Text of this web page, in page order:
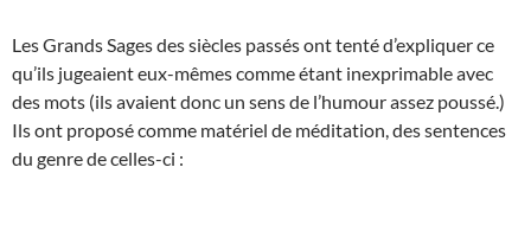
Les Grands Sages des siècles passés ont tenté d’expliquer ce
qu’ils jugeaient eux-mêmes comme étant inexprimable avec
des mots (ils avaient donc un sens de l’humour assez poussé.)
Ils ont proposé comme matériel de méditation, des sentences
du genre de celles-ci :